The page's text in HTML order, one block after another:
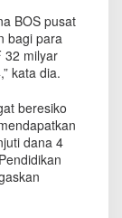
BOS pusat
bagi para
32 milyar
kata dia.
beresiko
dana 4